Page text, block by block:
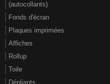
(autocollants)
Fonds d'écran
Plaques imprimées
Affiches
Rollup
Toile
Dépliants